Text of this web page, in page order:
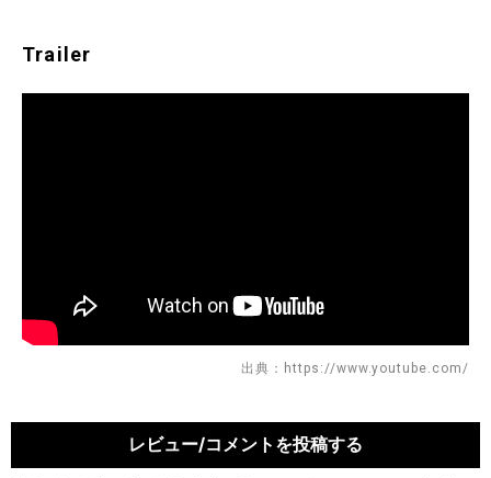
Trailer
出典：https://www.youtube.com/
レビュー/コメントを投稿する